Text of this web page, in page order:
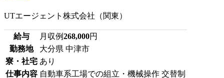
UTエージェント株式会社（関東）
給与 月収例268,000円
勤務地
大分県 中津市
寮・社宅 あり
仕事内容 自動車系工場での組立・機械操作 交替制